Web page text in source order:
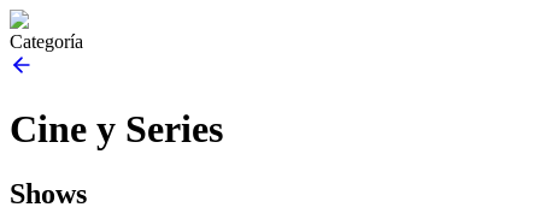
Categoría
Cine y Series
Shows